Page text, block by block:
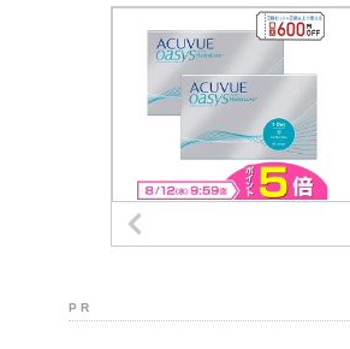
P R